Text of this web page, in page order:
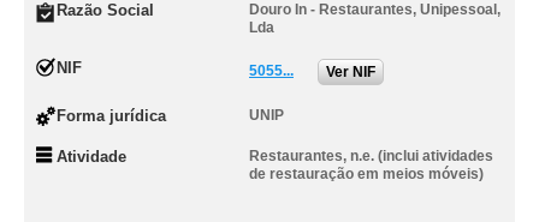
Razão Social
Douro In - Restaurantes, Unipessoal,
Lda
NIF 5055... Ver NIF
Forma jurídica UNIP
Atividade
Restaurantes, n.e. (inclui atividades
de restauração em meios móveis)